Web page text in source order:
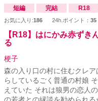
短編 完結 R18
お気に入り:186 24h.ポイント： 35
【R18】はにかみ赤ずき
る
梗子
森の入り口の村に住むクレ
らしているごく普通の村娘
えていた それは狼男の恋人